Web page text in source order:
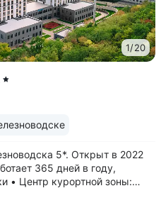
1/20
5*. Открыт в 2022
365 дней в году,
• Центр курортной зоны: